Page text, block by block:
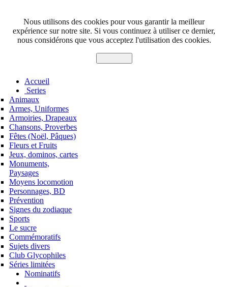
Nous utilisons des cookies pour vous garantir la meilleur
expérience sur notre site. Si vous continuez à utiliser ce dernier,
nous considérons que vous acceptez l'utilisation des cookies.
Accueil
Series
Animaux
Armes, Uniformes
Armoiries, Drapeaux
Chansons, Proverbes
Fêtes (Noël, Pâques)
Fleurs et Fruits
Jeux, dominos, cartes
Monuments,
Paysages
Moyens locomotion
Personnages, BD
Prévention
Signes du zodiaque
Sports
Le sucre
Commémoratifs
Sujets divers
Club Glycophiles
Séries limitées
Nominatifs